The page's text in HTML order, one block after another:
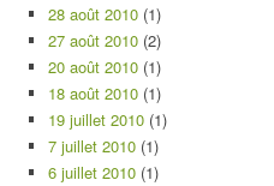
28 août 2010 (1)
27 août 2010 (2)
20 août 2010 (1)
18 août 2010 (1)
19 juillet 2010 (1)
7 juillet 2010 (1)
6 juillet 2010 (1)